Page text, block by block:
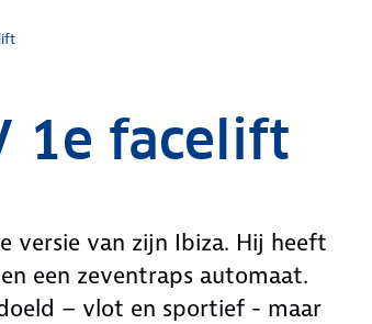
1e facelift
versie van zijn Ibiza. Hij heeft
een zeventraps automaat.
– vlot en sportief - maar